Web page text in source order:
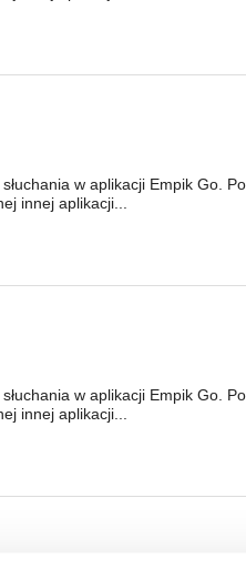
w aplikacji Empik Go.
innej aplikacji...
w aplikacji Empik Go.
innej aplikacji...